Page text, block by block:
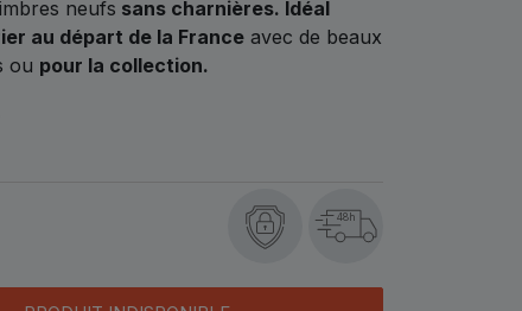
neufs sans charnières. Idéal
au départ de la France avec de beaux
ou pour la collection.
48h